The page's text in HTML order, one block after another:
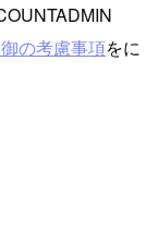
の考慮事項をに